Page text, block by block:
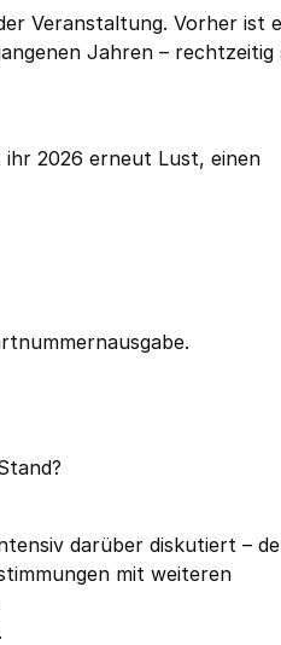
Veranstaltung. Vorher ist
Jahren – rechtzeitig
2026 erneut Lust, einen
darüber diskutiert –
mit weiteren